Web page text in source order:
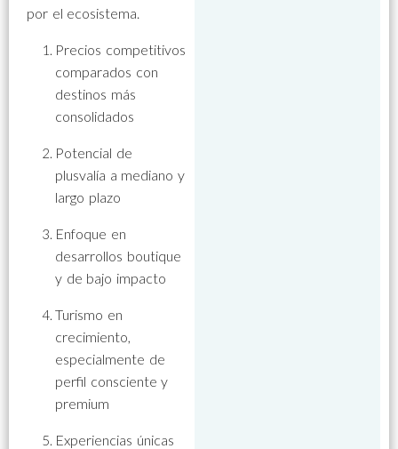
por el ecosistema.
Precios competitivos
comparados con
destinos más
consolidados
Potencial de
plusvalía a mediano y
largo plazo
Enfoque en
desarrollos boutique
y de bajo impacto
Turismo en
crecimiento,
especialmente de
perfil consciente y
premium
Experiencias únicas